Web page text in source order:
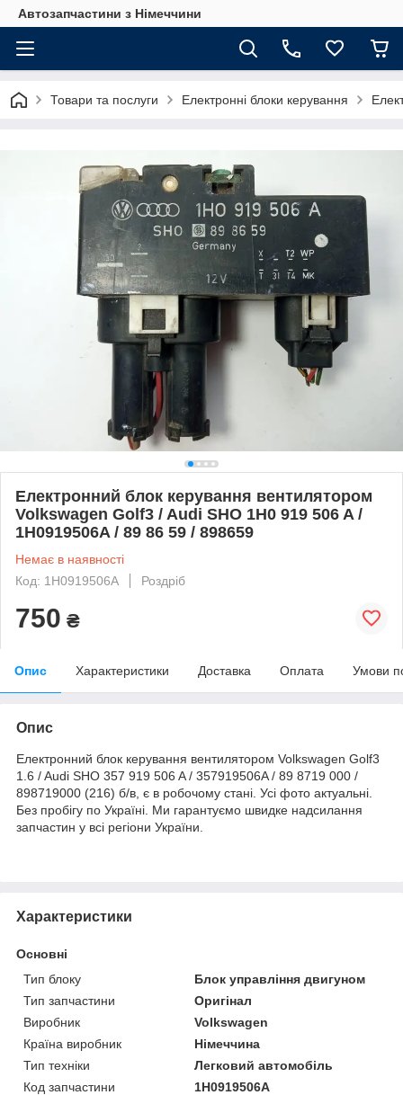
Автозапчастини з Німеччини
Товари та послуги Електронні блоки керування
Електронний блок керування вентилятором
Volkswagen Golf3 / Audi SHO 1H0 919 506 A /
1H0919506A / 89 86 59 / 898659
Немає в наявності
Код: 1H0919506A
Роздріб
750 ₴
Опис Характеристики Доставка Оплата Умови
Опис
Електронний блок керування вентилятором Volkswagen Golf3
1.6 / Audi SHO 357 919 506 A / 357919506A / 89 8719 000 /
898719000 (216) б/в, є в робочому стані. Усі фото актуальні.
Без пробігу по Україні. Ми гарантуємо швидке надсилання
запчастин у всі регіони України.
Характеристики
Основні
Тип блоку
Блок управління двигуном
Тип запчастини
Оригінал
Виробник
Volkswagen
Країна виробник
Німеччина
Тип техніки
Легковий автомобіль
Код запчастини
1H0919506A